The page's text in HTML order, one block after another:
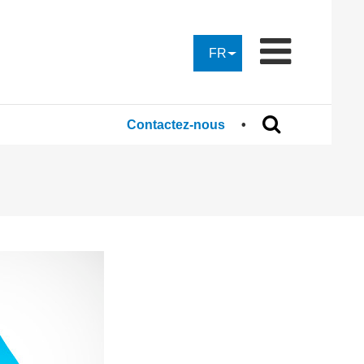
FR
Contactez-nous